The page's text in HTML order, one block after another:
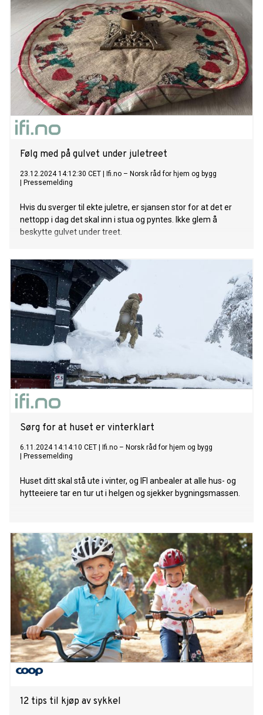
Følg med på gulvet under juletreet
23.12.2024 14:12:30 CET
Ifi.no – Norsk råd for hjem og bygg
Pressemelding
Hvis du sverger til ekte juletre, er sjansen stor for at det er
nettopp i dag det skal inn i stua og pyntes. Ikke glem å
beskytte gulvet under treet.
Sørg for at huset er vinterklart
6.11.2024 14:14:10 CET
Ifi.no – Norsk råd for hjem og bygg
Pressemelding
Huset ditt skal stå ute i vinter, og IFI anbealer at alle hus- og
hytteeiere tar en tur ut i helgen og sjekker bygningsmassen.
12 tips til kjøp av sykkel